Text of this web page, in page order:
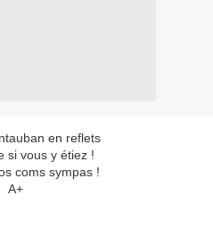
si vous y étiez !
coms sympas !
A+